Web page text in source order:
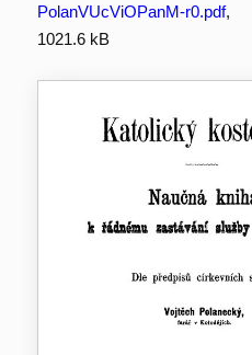
PolanVUcViOPanM-r0.pdf,
1021.6 kB